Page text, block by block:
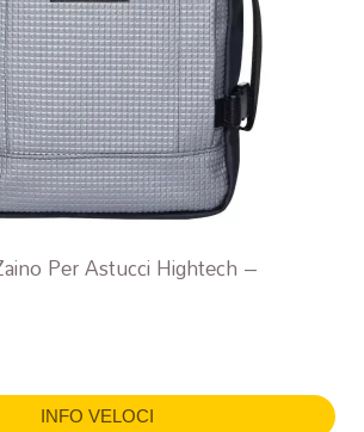
Per Astucci Hightech –
INFO VELOCI